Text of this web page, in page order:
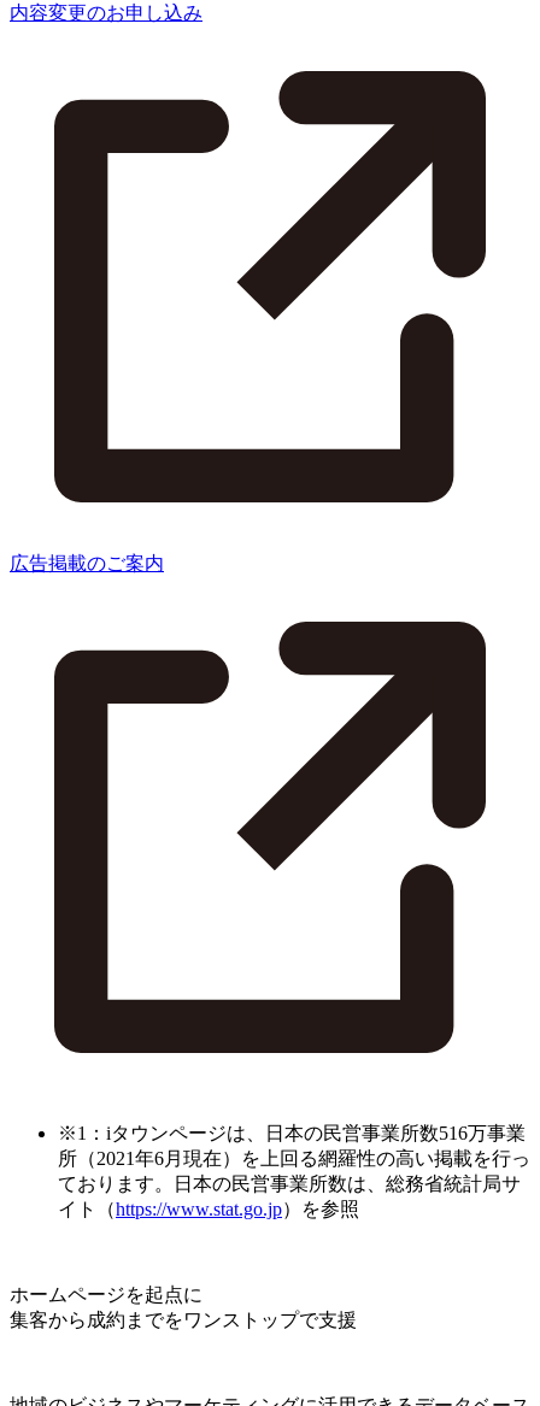
内容変更のお申し込み
広告掲載のご案内
※1：iタウンページは、日本の民営事業所数516万事業
所（2021年6月現在）を上回る網羅性の高い掲載を行っ
ております。日本の民営事業所数は、総務省統計局サ
イト（https://www.stat.go.jp）を参照
ホームページを起点に
集客から成約までをワンストップで支援